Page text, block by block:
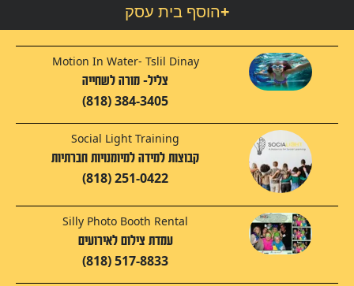
הוסף בית עסק+
Motion In Water- Tslil Dinay
צליל- מורה לשחייה
(818) 384-3405
Social Light Training
קבוצות למידה למיומנויות חברתיות
(818) 251-0422
Silly Photo Booth Rental
עמדת צילום לאירועים
(818) 517-8833